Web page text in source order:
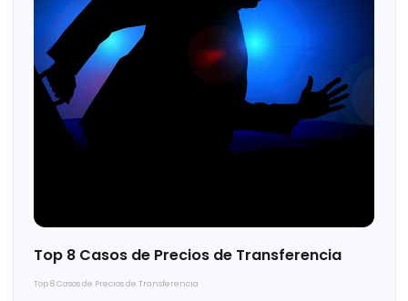
Agendar un diagnóstico
Solicitar una cotización